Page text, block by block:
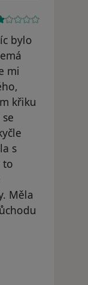
bylo
mi
křiku
s
to
Měla